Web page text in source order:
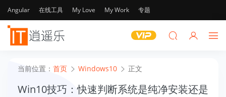
Angular 在线工具 My Love My Work 专题
当前位置： 首页 Windows10 正文
Win10技巧：快速判断系统是纯净安装还是